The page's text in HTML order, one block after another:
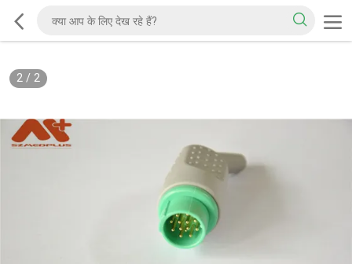
2/ 2